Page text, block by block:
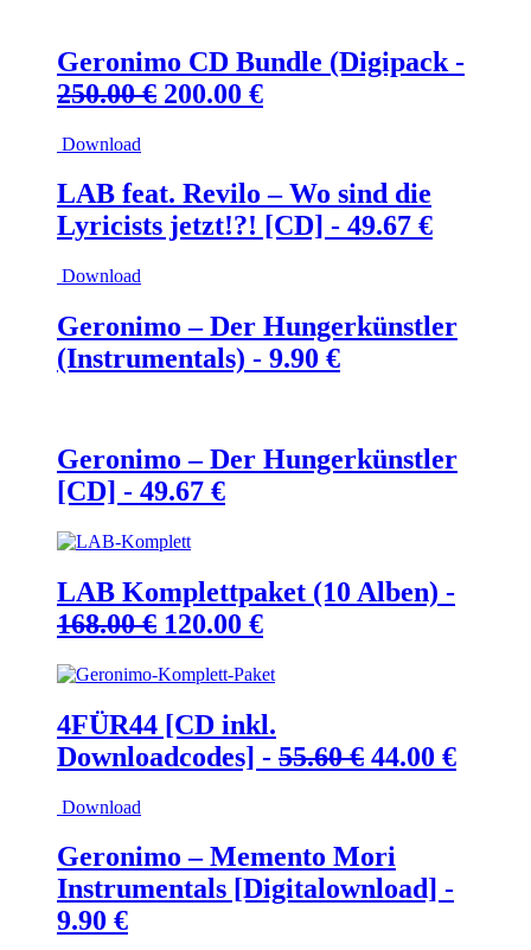
Geronimo CD Bundle (Digipack -
250.00€ Ursprünglicher
250.00 €
200.00 €Aktueller
200.00 €.
Download
LAB feat. Revilo – Wo sind die
Lyricists jetzt!?! [CD] - 49.67 €
Download
Geronimo – Der Hungerkünstler
(Instrumentals) - 9.90 €
Geronimo – Der Hungerkünstler
[CD] - 49.67 €
LAB Komplettpaket (10 Alben) -
168.00€ Ursprünglicher
war:
168.00 €
120.00 €Aktueller
ist:
120.00 €.
4FÜR44 [CD inkl.
Downloadcodes] - 55.60€
55.60 €
44.00 €
Download
Geronimo – Memento Mori
Instrumentals [Digitalownload] -
9.90 €